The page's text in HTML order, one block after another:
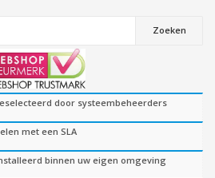
Zoeken
door systeembeheerders
met een SLA
binnen uw eigen omgeving